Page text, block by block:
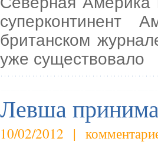
суперконтинент
британском
уже существовало
Левша
10/02/2012 |